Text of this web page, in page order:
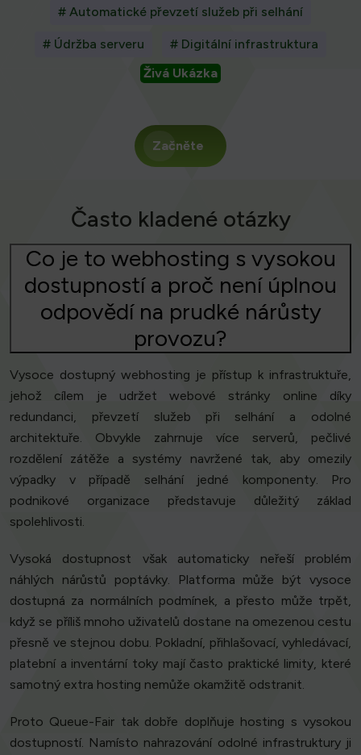
# Automatické převzetí služeb při selhání
# Údržba serveru
# Digitální infrastruktura
Živá Ukázka
Začněte
Často kladené otázky
Co je to webhosting s vysokou
dostupností a proč není úplnou
odpovědí na prudké nárůsty
provozu?
Vysoce dostupný webhosting je přístup k infrastruktuře,
jehož cílem je udržet webové stránky online díky
redundanci, převzetí služeb při selhání a odolné
architektuře. Obvykle zahrnuje více serverů, pečlivé
rozdělení zátěže a systémy navržené tak, aby omezily
výpadky v případě selhání jedné komponenty. Pro
podnikové organizace představuje důležitý základ
spolehlivosti.
Vysoká dostupnost však automaticky neřeší problém
náhlých nárůstů poptávky. Platforma může být vysoce
dostupná za normálních podmínek, a přesto může trpět,
když se příliš mnoho uživatelů dostane na omezenou cestu
přesně ve stejnou dobu. Pokladní, přihlašovací, vyhledávací,
platební a inventární toky mají často praktické limity, které
samotný extra hosting nemůže okamžitě odstranit.
Proto Queue-Fair tak dobře doplňuje hosting s vysokou
dostupností. Namísto nahrazování odolné infrastruktury ji